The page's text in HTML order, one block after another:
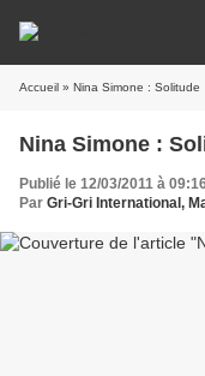
Accueil » Nina Simone : Solitude
Nina Simone :
Publié le 12/03/2011 à
Par Gri-Gri International,